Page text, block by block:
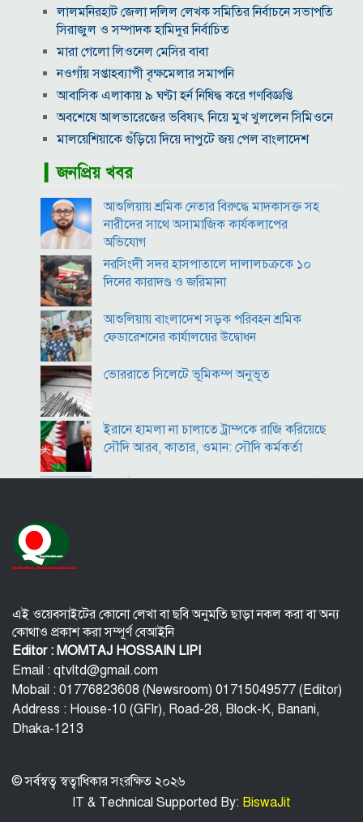
‎লালমনিরহাট জেলা দলিল লেখক সমিতির নির্বাচনে সভাপতি
সিরাজুল ও সম্পাদক হামিদুর নির্বাচিত
মারা গেলো লিওনেল মেসির বাবা
নওগাঁয় সপ্তাহব্যাপী বৃক্ষমেলার সমাপনি
আবাসিক এলাকায় ৯ ঘণ্টা হর্ন নিষিদ্ধ করে গণবিজ্ঞপ্তি
অবশেষে আলভারেজের ভবিষ্যৎ নিয়ে মুখ খুললেন সিমিওনে
মালয়েশিয়াকে গুঁড়িয়ে দিয়ে দাপুটে জয় পেল বাংলাদেশ
পরকীয়া ও অর্থ কেলেঙ্কারির অভিযোগে চাপে ফিফা প্রধান
ইনফান্তিনো
নোয়াখালীতে ৯৭৯০ ইয়াবাসহ দুই পাচারকারী গ্রেপ্তার
কাজের ঘণ্টা নয়, উৎপাদনশীলতাই হোক জাতীয় সমৃদ্ধির
মাপকাঠি
বিশ্বকাপে মেসিকে মেরে ফেলার ষড়যন্ত্র, বেরিয়ে এলো ভয়াবহ
সব তথ্য
সরকারের কাজে কোনো গাফিলতি হলে কঠোর ব্যবস্থা নিচ্ছেন
প্রধানমন্ত্রী: রিজভী
▎জনপ্রিয় খবর
আশুলিয়ায় শ্রমিক নেতার বিরুদ্ধে মাদকাসক্ত সহ
নারীদের সাথে অসামাজিক কার্যকলাপের
অভিযোগ
নরসিংদী সদর হাসপাতালে দালালচক্রকে ১০
দিনের কারাদণ্ড ও জরিমানা
আশুলিয়ায় বাংলাদেশ সড়ক পরিবহন শ্রমিক
ফেডারেশনের কার্যালয়ের উদ্বোধন
ভোররাতে সিলেটে ভূমিকম্প অনুভূত
ইরানে হামলা না চালাতে ট্রাম্পকে রাজি করিয়েছে
সৌদি আরব, কাতার, ওমান: সৌদি কর্মকর্তা
ইউরোপ সিরিয়াকে ‘যথাসম্ভব’ সহায়তা করবে :
ইইউ প্রধান
কর্মস্থলে নারী সহকর্মী নির্যাতন: রাঙামাটিতে
এই ওয়েবসাইটের কোনো লেখা বা ছবি অনুমতি ছাড়া নকল করা বা অন্য
কোথাও প্রকাশ করা সম্পূর্ণ বেআইনি
Editor : MOMTAJ HOSSAIN LIPI
Email : qtvltd@gmail.com
Mobail : 01776823608 (Newsroom) 01715049577 (Editor)
Address : House-10 (GFlr), Road-28, Block-K, Banani,
Dhaka-1213
© সর্বস্বত্ব স্বত্বাধিকার সংরক্ষিত ২০২৬
IT & Technical Supported By: BiswaJit